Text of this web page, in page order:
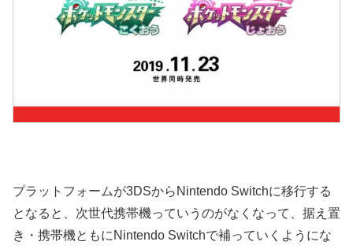
プラットフォームが3DSからNintendo Switchに移行する
となると、次世代携帯機っていうのがなくなって、据え置
き・携帯機ともにNintendo Switchで補っていくようにな